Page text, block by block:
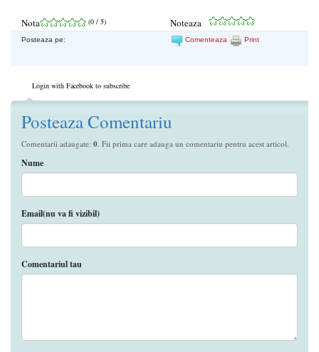
Nota (0 / 5) Noteaza
Posteaza pe: Comenteaza Print
Login with Facebook to subscribe
Posteaza Comentariu
Comentarii adaugate: 0. Fii prima care adauga un comentariu pentru acest articol.
Nume
Email(nu va fi vizibil)
Comentariul tau